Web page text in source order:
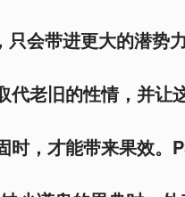
只会带进更大的潜势
代老旧的性情，并
时，才能带来果效。